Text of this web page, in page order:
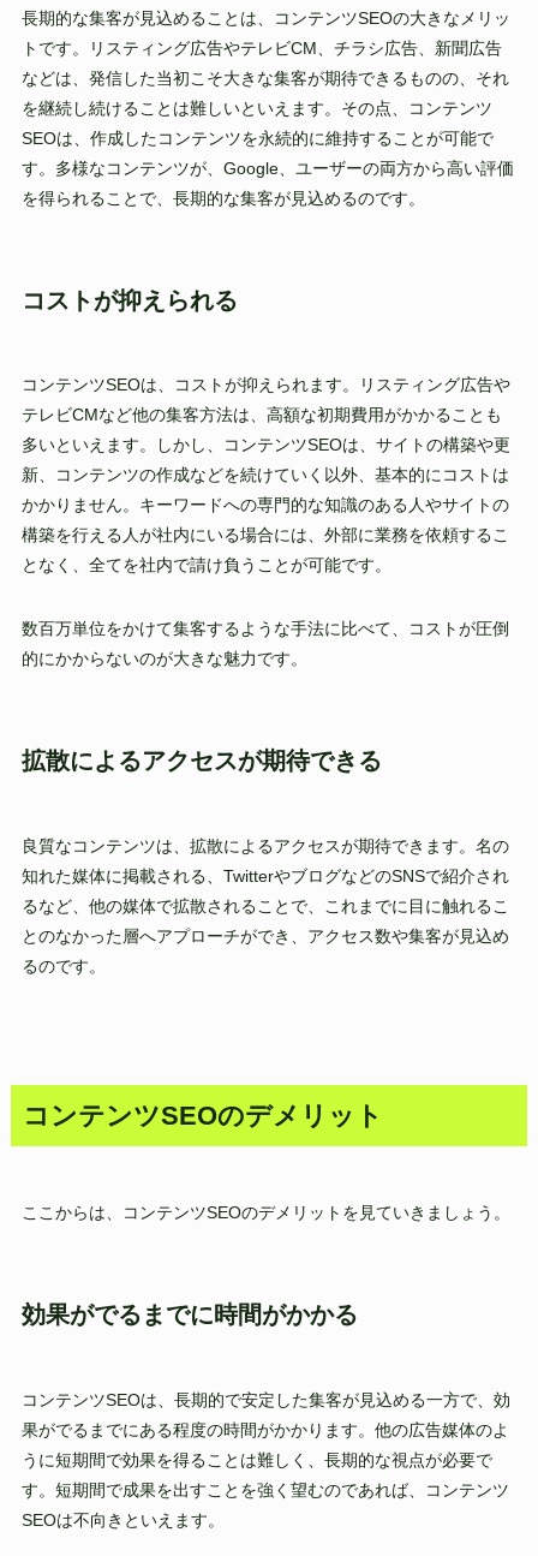
長期的な集客が見込めることは、コンテンツSEOの大きなメリッ
トです。リスティング広告やテレビCM、チラシ広告、新聞広告
などは、発信した当初こそ大きな集客が期待できるものの、それ
を継続し続けることは難しいといえます。その点、コンテンツ
SEOは、作成したコンテンツを永続的に維持することが可能で
す。多様なコンテンツが、Google、ユーザーの両方から高い評価
を得られることで、長期的な集客が見込めるのです。
コストが抑えられる
コンテンツSEOは、コストが抑えられます。リスティング広告や
テレビCMなど他の集客方法は、高額な初期費用がかかることも
多いといえます。しかし、コンテンツSEOは、サイトの構築や更
新、コンテンツの作成などを続けていく以外、基本的にコストは
かかりません。キーワードへの専門的な知識のある人やサイトの
構築を行える人が社内にいる場合には、外部に業務を依頼するこ
となく、全てを社内で請け負うことが可能です。
数百万単位をかけて集客するような手法に比べて、コストが圧倒
的にかからないのが大きな魅力です。
拡散によるアクセスが期待できる
良質なコンテンツは、拡散によるアクセスが期待できます。名の
知れた媒体に掲載される、TwitterやブログなどのSNSで紹介され
るなど、他の媒体で拡散されることで、これまでに目に触れるこ
とのなかった層へアプローチができ、アクセス数や集客が見込め
るのです。
コンテンツSEOのデメリット
ここからは、コンテンツSEOのデメリットを見ていきましょう。
効果がでるまでに時間がかかる
コンテンツSEOは、長期的で安定した集客が見込める一方で、効
果がでるまでにある程度の時間がかかります。他の広告媒体のよ
うに短期間で効果を得ることは難しく、長期的な視点が必要で
す。短期間で成果を出すことを強く望むのであれば、コンテンツ
SEOは不向きといえます。